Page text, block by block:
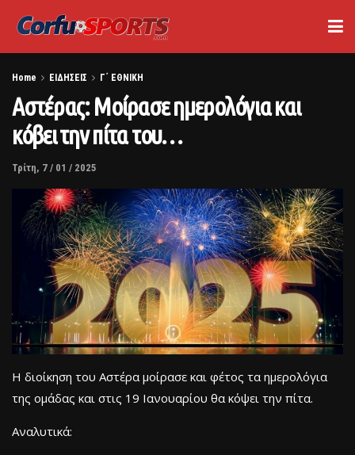
Home ΕΙΔΗΣΕΙΣ Γ΄ ΕΘΝΙΚΗ
Αστέρας: Μοίρασε ημερολόγια και
κόβει την πίτα του…
Τρίτη, 7 / 01 / 2025
Η διοίκηση του Αστέρα μοίρασε και φέτος τα ημερολόγια
της ομάδας και στις 19 Ιανουαρίου θα κόψει την πίτα.
Αναλυτικά: